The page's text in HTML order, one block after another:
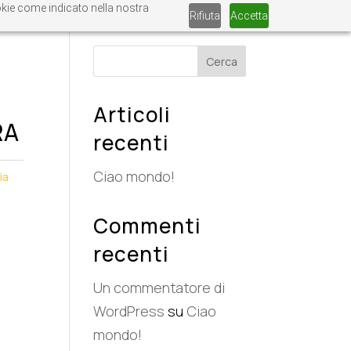
come indicato nella nostra
Rifiuta Accetta
Cerca
Articoli
recenti
Ciao mondo!
Commenti
recenti
Un commentatore di
WordPress su Ciao
mondo!